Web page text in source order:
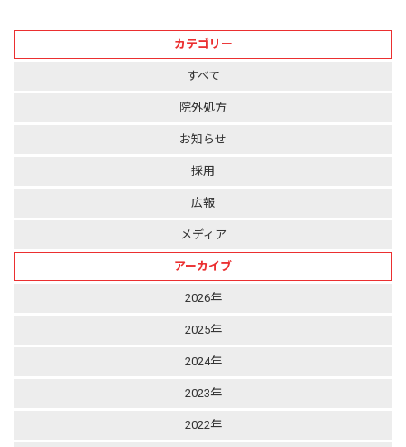
カテゴリー
すべて
院外処方
お知らせ
採用
広報
メディア
アーカイブ
2026年
2025年
2024年
2023年
2022年